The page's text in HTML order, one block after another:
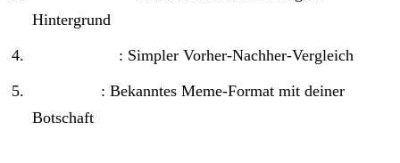
Hintergrund
: Simpler Vorher-Nachher-Vergleich
: Bekanntes Meme-Format mit deiner
Botschaft